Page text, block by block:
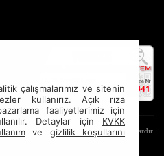
çalışmalarımız ve sitenin
kullanırız. Açık rıza
faaliyetlerimiz için
Detaylar için KVKK
ve gizlilik koşullarını
ile tek ödemede, en ucuz başlangıç fiyatlardır
durumunda geçerlidir.